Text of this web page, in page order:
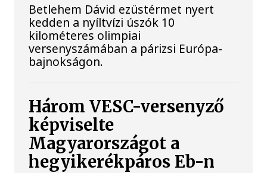
Betlehem Dávid ezüstérmet nyert
kedden a nyíltvízi úszók 10
kilométeres olimpiai
versenyszámában a párizsi Európa-
bajnokságon.
Három VESC-versenyző
képviselte
Magyarországot a
hegyikerékpáros Eb-n